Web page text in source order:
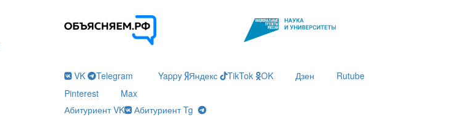
VK Telegram Yappy Яндекс TikTok OK Дзен
Rutube
Pinterest
Max
Абитуриент VK
Абитуриент Tg